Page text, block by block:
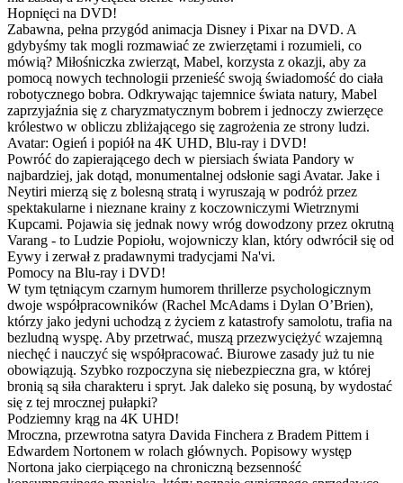
Hopnięci na DVD!
Zabawna, pełna przygód animacja Disney i Pixar na DVD. A
gdybyśmy tak mogli rozmawiać ze zwierzętami i rozumieli, co
mówią? Miłośniczka zwierząt, Mabel, korzysta z okazji, aby za
pomocą nowych technologii przenieść swoją świadomość do ciała
robotycznego bobra. Odkrywając tajemnice świata natury, Mabel
zaprzyjaźnia się z charyzmatycznym bobrem i jednoczy zwierzęce
królestwo w obliczu zbliżającego się zagrożenia ze strony ludzi.
Avatar: Ogień i popiół na 4K UHD, Blu-ray i DVD!
Powróć do zapierającego dech w piersiach świata Pandory w
najbardziej, jak dotąd, monumentalnej odsłonie sagi Avatar. Jake i
Neytiri mierzą się z bolesną stratą i wyruszają w podróż przez
spektakularne i nieznane krainy z koczowniczymi Wietrznymi
Kupcami. Pojawia się jednak nowy wróg dowodzony przez okrutną
Varang - to Ludzie Popiołu, wojowniczy klan, który odwrócił się od
Eywy i zerwał z pradawnymi tradycjami Na'vi.
Pomocy na Blu-ray i DVD!
W tym tętniącym czarnym humorem thrillerze psychologicznym
dwoje współpracowników (Rachel McAdams i Dylan O’Brien),
którzy jako jedyni uchodzą z życiem z katastrofy samolotu, trafia na
bezludną wyspę. Aby przetrwać, muszą przezwyciężyć wzajemną
niechęć i nauczyć się współpracować. Biurowe zasady już tu nie
obowiązują. Szybko rozpoczyna się niebezpieczna gra, w której
bronią są siła charakteru i spryt. Jak daleko się posuną, by wydostać
się z tej mrocznej pułapki?
Podziemny krąg na 4K UHD!
Mroczna, przewrotna satyra Davida Finchera z Bradem Pittem i
Edwardem Nortonem w rolach głównych. Popisowy występ
Nortona jako cierpiącego na chroniczną bezsenność